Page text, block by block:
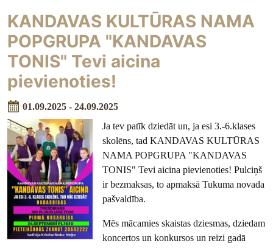
KANDAVAS KULTŪRAS NAMA
POPGRUPA "KANDAVAS
TONIS" Tevi aicina
pievienoties!
01.09.2025 - 24.09.2025
Ja tev patīk dziedāt un, ja esi 3.-6.klases
skolēns, tad KANDAVAS KULTŪRAS
NAMA POPGRUPA "KANDAVAS
TONIS" Tevi aicina pievienoties! Pulciņš
ir bezmaksas, to apmaksāTukuma novada
pašvaldība.
Mēs mācamies skaistas dziesmas, dziedam
koncertos un konkursos un reizi gadā